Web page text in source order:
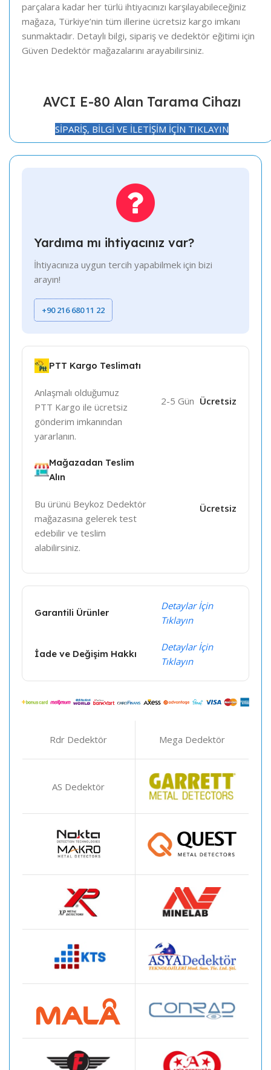
parçalara kadar her türlü ihtiyacınızı karşılayabileceğiniz
mağaza, Türkiye’nin tüm illerine ücretsiz kargo imkanı
sunmaktadır. Detaylı bilgi, sipariş ve dedektör eğitimi için
Güven Dedektör mağazalarını arayabilirsiniz.
AVCI E-80 Alan Tarama Cihazı
SİPARİŞ, BİLGİ VE İLETİŞİM İÇİN TIKLAYIN
Yardıma mı ihtiyacınız var?
İhtiyacınıza uygun tercih yapabilmek için bizi
arayın!
+90 216 680 11 22
PTT Kargo Teslimatı
Anlaşmalı olduğumuz
PTT Kargo ile ücretsiz
gönderim imkanından
yararlanın.
2-5 Gün Ücretsiz
Mağazadan Teslim
Alın
Bu ürünü Beykoz Dedektör
mağazasına gelerek test
edebilir ve teslim
alabilirsiniz.
Ücretsiz
Garantili Ürünler
Detaylar İçin
Tıklayın
İade ve Değişim Hakkı
Detaylar İçin
Tıklayın
Rdr Dedektör Mega Dedektör
AS Dedektör